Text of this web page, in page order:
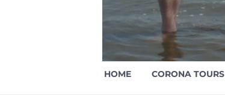
HOME CORONA TOURS